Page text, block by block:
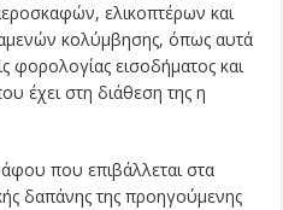
ελικοπτέρων και
κολύμβησης, όπως αυτά
φορολογίας εισοδήματος και
έχει στη διάθεση της η
που επιβάλλεται στα
δαπάνης της προηγούμενης